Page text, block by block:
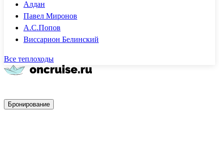
Алдан
Павел Миронов
А.С.Попов
Виссарион Белинский
Все теплоходы
Бронирование